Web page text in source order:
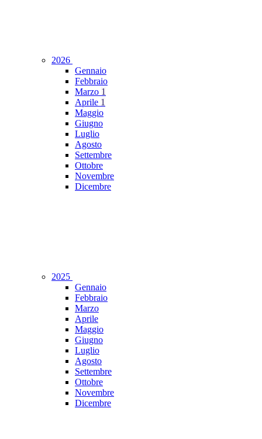
2026
Gennaio
Febbraio
Marzo 1
Aprile 1
Maggio
Giugno
Luglio
Agosto
Settembre
Ottobre
Novembre
Dicembre
2025
Gennaio
Febbraio
Marzo
Aprile
Maggio
Giugno
Luglio
Agosto
Settembre
Ottobre
Novembre
Dicembre